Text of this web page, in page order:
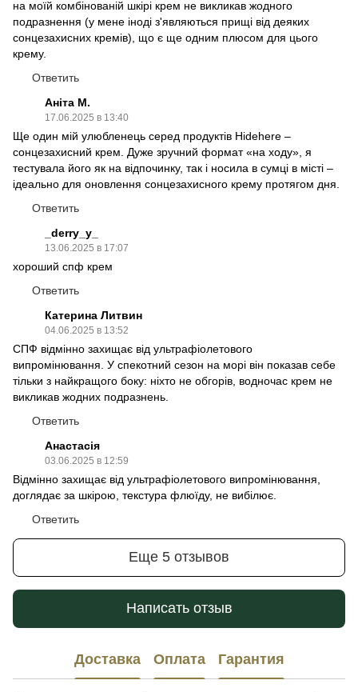
на моїй комбінованій шкірі крем не викликав жодного
подразнення (у мене іноді з'являються прищі від деяких
сонцезахисних кремів), що є ще одним плюсом для цього
крему.
Ответить
Аніта М.
17.06.2025 в 13:40
Ще один мій улюбленець серед продуктів Hidehere –
сонцезахисний крем. Дуже зручний формат «на ходу», я
тестувала його як на відпочинку, так і носила в сумці в місті –
ідеально для оновлення сонцезахисного крему протягом дня.
Ответить
_derry_y_
13.06.2025 в 17:07
хороший спф крем
Ответить
Катерина Литвин
04.06.2025 в 13:52
СПФ відмінно захищає від ультрафіолетового
випромінювання. У спекотний сезон на морі він показав себе
тільки з найкращого боку: ніхто не обгорів, водночас крем не
викликав жодних подразнень.
Ответить
Анастасія
03.06.2025 в 12:59
Відмінно захищає від ультрафіолетового випромінювання,
доглядає за шкірою, текстура флюїду, не вибілює.
Ответить
Еще 5 отзывов
Написать отзыв
Доставка Оплата Гарантия